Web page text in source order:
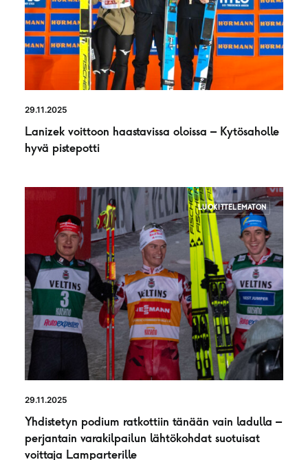
29.11.2025
Lanizek voittoon haastavissa oloissa – Kytösaholle
hyvä pistepotti
LUOKITTELEMATON
29.11.2025
Yhdistetyn podium ratkottiin tänään vain ladulla –
perjantain varakilpailun lähtökohdat suotuisat
voittaja Lamparterille